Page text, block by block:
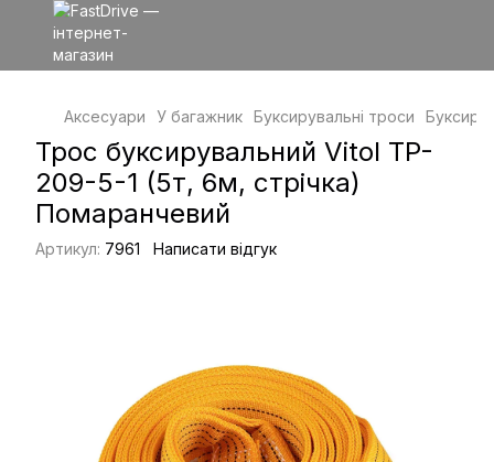
Аксесуари У багажник Буксирувальні троси
Трос буксирувальний Vitol TP-
209-5-1 (5т, 6м, стрічка)
Помаранчевий
Артикул: 7961 Написати відгук